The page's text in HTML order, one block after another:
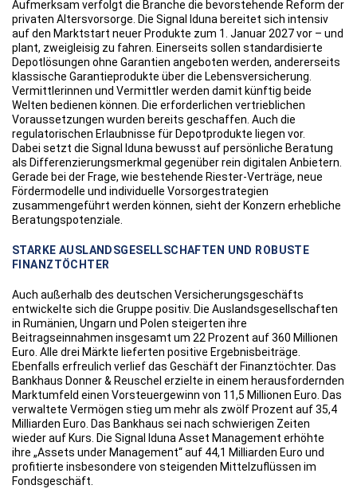
Aufmerksam verfolgt die Branche die bevorstehende Reform der
privaten Altersvorsorge. Die Signal Iduna bereitet sich intensiv
auf den Marktstart neuer Produkte zum 1. Januar 2027 vor – und
plant, zweigleisig zu fahren. Einerseits sollen standardisierte
Depotlösungen ohne Garantien angeboten werden, andererseits
klassische Garantieprodukte über die Lebensversicherung.
Vermittlerinnen und Vermittler werden damit künftig beide
Welten bedienen können. Die erforderlichen vertrieblichen
Voraussetzungen wurden bereits geschaffen. Auch die
regulatorischen Erlaubnisse für Depotprodukte liegen vor.
Dabei setzt die Signal Iduna bewusst auf persönliche Beratung
als Differenzierungsmerkmal gegenüber rein digitalen Anbietern.
Gerade bei der Frage, wie bestehende Riester-Verträge, neue
Fördermodelle und individuelle Vorsorgestrategien
zusammengeführt werden können, sieht der Konzern erhebliche
Beratungspotenziale.
STARKE AUSLANDSGESELLSCHAFTEN UND ROBUSTE
FINANZTÖCHTER
Auch außerhalb des deutschen Versicherungsgeschäfts
entwickelte sich die Gruppe positiv. Die Auslandsgesellschaften
in Rumänien, Ungarn und Polen steigerten ihre
Beitragseinnahmen insgesamt um 22 Prozent auf 360 Millionen
Euro. Alle drei Märkte lieferten positive Ergebnisbeiträge.
Ebenfalls erfreulich verlief das Geschäft der Finanztöchter. Das
Bankhaus Donner & Reuschel erzielte in einem herausfordernden
Marktumfeld einen Vorsteuergewinn von 11,5 Millionen Euro. Das
verwaltete Vermögen stieg um mehr als zwölf Prozent auf 35,4
Milliarden Euro. Das Bankhaus sei nach schwierigen Zeiten
wieder auf Kurs. Die Signal Iduna Asset Management erhöhte
ihre „Assets under Management“ auf 44,1 Milliarden Euro und
profitierte insbesondere von steigenden Mittelzuflüssen im
Fondsgeschäft.